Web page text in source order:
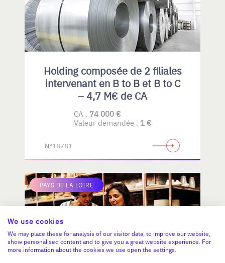
Holding composée de 2 filiales
intervenant en B to B et B to C
– 4,7 M€ de CA
CA : 74 000 €
Valeur demandée : 1 €
N°18781
PAYS DE LA LOIRE
We use cookies
We may place these for analysis of our visitor data, to improve our website,
show personalised content and to give you a great website experience. For
more information about the cookies we use open the settings.